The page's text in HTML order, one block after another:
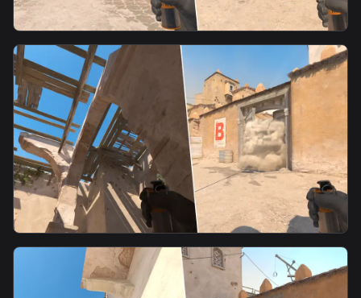
smoke
Niko最速B门烟
B2层给B门外侧慢烟